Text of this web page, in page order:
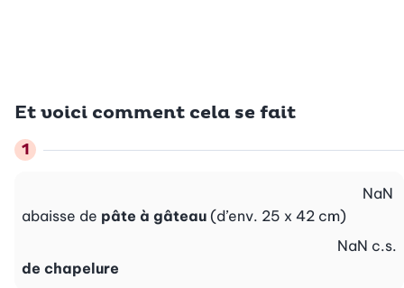
Et voici comment cela se fait
abaisse de pâte à gâteau (d’env. 25 x 42 cm)
NaN
de chapelure
NaN c.s.